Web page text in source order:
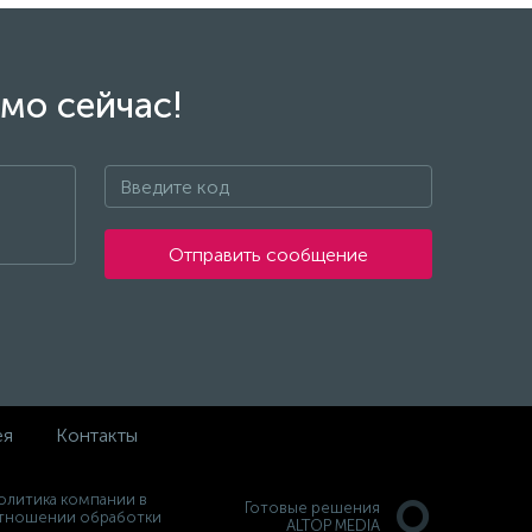
сейчас!
Отправить сообщение
Контакты
компании в
обработки
Готовые решения
ALTOP MEDIA